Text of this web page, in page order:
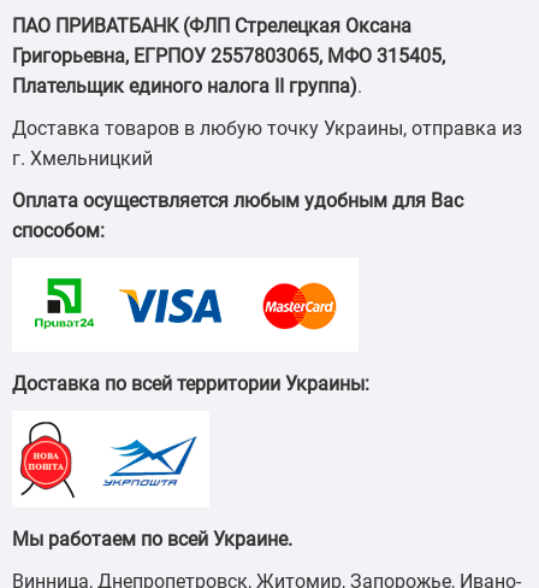
ПАО ПРИВАТБАНК (ФЛП Стрелецкая Оксана
Григорьевна, ЕГРПОУ 2557803065, МФО 315405,
Плательщик единого налога ІІ группа).
Доставка товаров в любую точку Украины, отправка из
г. Хмельницкий
Оплата осуществляется любым удобным для Вас
способом:
Доставка по всей территории Украины:
Мы работаем по всей Украине.
Винница, Днепропетровск, Житомир, Запорожье, Ивано-